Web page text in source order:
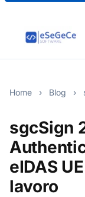
Home › Blog ›
sgcSign
eIDAS
lavoro